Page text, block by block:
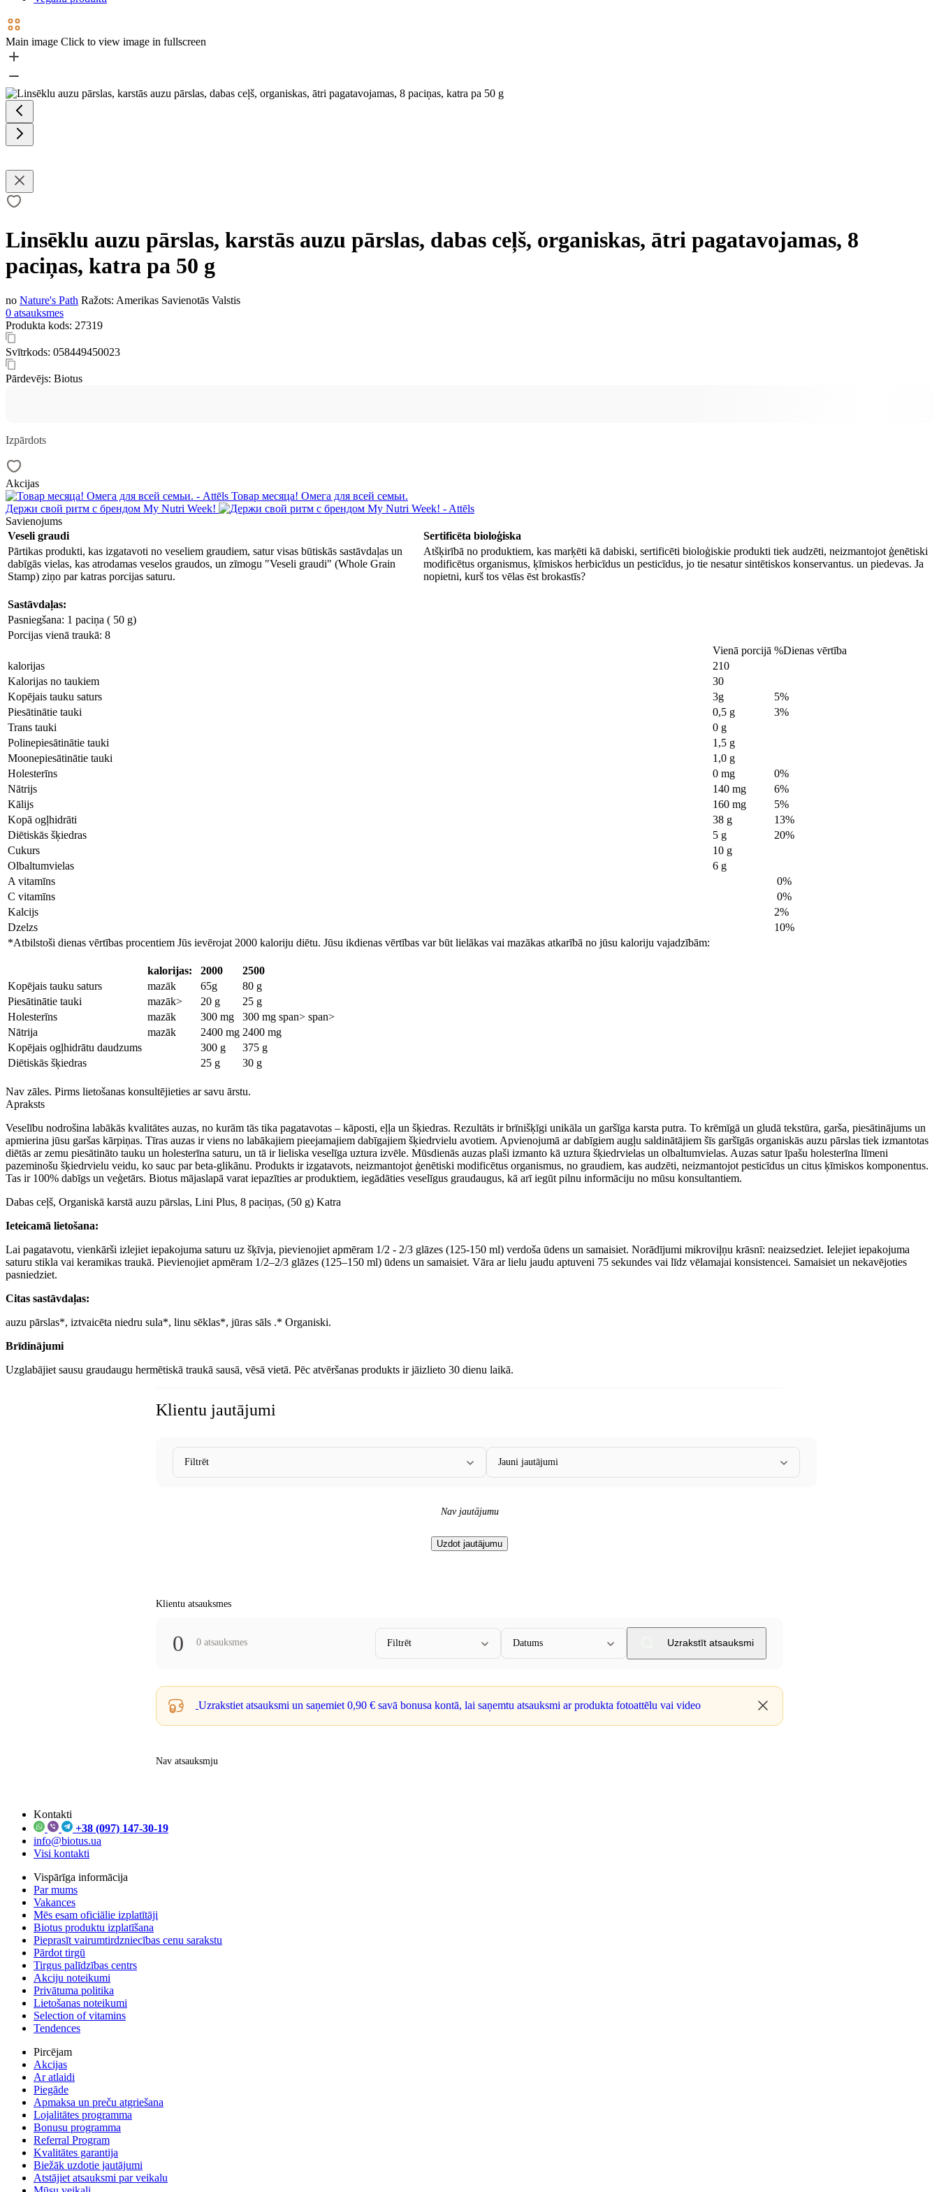
Main image Click to view image in fullscreen
Linsēklu auzu pārslas, karstās auzu pārslas, dabas ceļš, organiskas, ātri pagatavojamas, 8
paciņas, katra pa 50 g
no Nature's Path Ražots: Amerikas Savienotās Valstis
0 atsauksmes
Produkta kods: 27319
Svītrkods: 058449450023
Pārdevējs: Biotus
Izpārdots
Akcijas
Товар месяца! Омега для всей семьи.
Держи свой ритм с брендом My Nutri Week!
Savienojums
Veseli graudi
Sertificēta bioloģiska
Pārtikas produkti, kas izgatavoti no veseliem graudiem, satur visas būtiskās sastāvdaļas un
dabīgās vielas, kas atrodamas veselos graudos, un zīmogu "Veseli graudi" (Whole Grain
Stamp) ziņo par katras porcijas saturu.
Atšķirībā no produktiem, kas marķēti kā dabiski, sertificēti bioloģiskie produkti tiek audzēti, neizmantojot ģenētiski
modificētus organismus, ķīmiskos herbicīdus un pesticīdus, jo tie nesatur sintētiskos konservantus. un piedevas. Ja
nopietni, kurš tos vēlas ēst brokastīs?
Sastāvdaļas:
Pasniegšana: 1 paciņa ( 50 g)
Porcijas vienā traukā: 8
Vienā porcijā %Dienas vērtība
kalorijas
210
Kalorijas no taukiem
30
Kopējais tauku saturs
3g
5%
Piesātinātie tauki
0,5 g
3%
Trans tauki
0 g
Polinepiesātinātie tauki
1,5 g
Moonepiesātinātie tauki
1,0 g
Holesterīns
0 mg
0%
Nātrijs
140 mg
6%
Kālijs
160 mg
5%
Kopā ogļhidrāti
38 g
13%
Diētiskās šķiedras
5 g
20%
Cukurs
10 g
Olbaltumvielas
6 g
A vitamīns
0%
C vitamīns
0%
Kalcijs
2%
Dzelzs
10%
*Atbilstoši dienas vērtības procentiem Jūs ievērojat 2000 kaloriju diētu. Jūsu ikdienas vērtības var būt lielākas vai mazākas atkarībā no jūsu kaloriju vajadzībām:
kalorijas: 2000
2500
Kopējais tauku saturs
mazāk 65g
80 g
Piesātinātie tauki
mazāk> 20 g
25 g
Holesterīns
mazāk 300 mg 300 mg span> span>
Nātrija
mazāk 2400 mg 2400 mg
Kopējais ogļhidrātu daudzums
300 g
375 g
Diētiskās šķiedras
25 g 30 g
Nav zāles. Pirms lietošanas konsultējieties ar savu ārstu.
Apraksts
Veselību nodrošina labākās kvalitātes auzas, no kurām tās tika pagatavotas – kāposti, eļļa un šķiedras. Rezultāts ir brīnišķīgi unikāla un garšīga karsta putra. To krēmīgā un gludā tekstūra, garša, piesātinājums un
apmierina jūsu garšas kārpiņas. Tīras auzas ir viens no labākajiem pieejamajiem dabīgajiem šķiedrvielu avotiem. Apvienojumā ar dabīgiem augļu saldinātājiem šīs garšīgās organiskās auzu pārslas tiek izmantotas
diētās ar zemu piesātināto tauku un holesterīna saturu, un tā ir lieliska veselīga uztura izvēle. Mūsdienās auzas plaši izmanto kā uztura šķiedrvielas un olbaltumvielas. Auzas satur īpašu holesterīna līmeni
pazeminošu šķiedrvielu veidu, ko sauc par beta-glikānu. Produkts ir izgatavots, neizmantojot ģenētiski modificētus organismus, no graudiem, kas audzēti, neizmantojot pesticīdus un citus ķīmiskos komponentus.
Tas ir 100% dabīgs un veģetārs. Biotus mājaslapā varat iepazīties ar produktiem, iegādāties veselīgus graudaugus, kā arī iegūt pilnu informāciju no mūsu konsultantiem.
Dabas ceļš, Organiskā karstā auzu pārslas, Lini Plus, 8 paciņas, (50 g) Katra
Ieteicamā lietošana:
Lai pagatavotu, vienkārši izlejiet iepakojuma saturu uz šķīvja, pievienojiet apmēram 1/2 - 2/3 glāzes (125-150 ml) verdoša ūdens un samaisiet. Norādījumi mikroviļņu krāsnī: neaizsedziet. Ielejiet iepakojuma
saturu stikla vai keramikas traukā. Pievienojiet apmēram 1/2–2/3 glāzes (125–150 ml) ūdens un samaisiet. Vāra ar lielu jaudu aptuveni 75 sekundes vai līdz vēlamajai konsistencei. Samaisiet un nekavējoties
pasniedziet.
Citas sastāvdaļas:
auzu pārslas*, iztvaicēta niedru sula*, linu sēklas*, jūras sāls .* Organiski.
Brīdinājumi
Uzglabājiet sausu graudaugu hermētiskā traukā sausā, vēsā vietā. Pēc atvēršanas produkts ir jāizlieto 30 dienu laikā.
Klientu jautājumi
Filtrēt Jauni jautājumi
Nav jautājumu
Uzdot jautājumu
Klientu atsauksmes
0 0 atsauksmes Filtrēt Datums Uzrakstīt atsauksmi
Uzrakstiet atsauksmi un saņemiet 0,90 € savā bonusa kontā, lai saņemtu atsauksmi ar produkta fotoattēlu vai video
Nav atsauksmju
Kontakti
+38 (097) 147-30-19
info@biotus.ua
Visi kontakti
Vispārīga informācija
Par mums
Vakances
Mēs esam oficiālie izplatītāji
Biotus produktu izplatīšana
Pieprasīt vairumtirdzniecības cenu sarakstu
Pārdot tirgū
Tirgus palīdzības centrs
Akciju noteikumi
Privātuma politika
Lietošanas noteikumi
Selection of vitamins
Tendences
Pircējam
Akcijas
Ar atlaidi
Piegāde
Apmaksa un preču atgriešana
Lojalitātes programma
Bonusu programma
Referral Program
Kvalitātes garantija
Biežāk uzdotie jautājumi
Atstājiet atsauksmi par veikalu